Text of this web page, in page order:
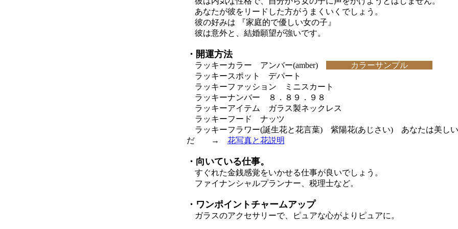
あなたが彼をリードした方がうまくいくでしょう。
彼の好みは 『家庭的で優しい女の子』
彼は意外と、結婚願望が強いです。
・開運方法
ラッキーカラー アンバー(amber)
カラーサンプル
ラッキースポット デパート
ラッキーファッション ミニスカート
ラッキーナンバー ８．８９．９８
ラッキーアイテム ガラス製ネックレス
ラッキーフード ナッツ
ラッキーフラワー(誕生花と花言葉) 紫陽花(あじさい) あなたは美し
だ → 花写真と花説明
・向いている仕事。
すぐれた金銭感覚をいかせる仕事が良いでしょう。
ファイナンシャルプランナー、税理士など。
・ワンポイントチャームアップ
ガラスのアクセサリーで、ピュアな心がよりピュアに。